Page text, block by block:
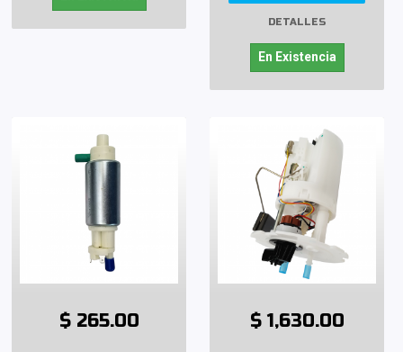
DETALLES
En Existencia
$ 265.00 $ 1,630.00